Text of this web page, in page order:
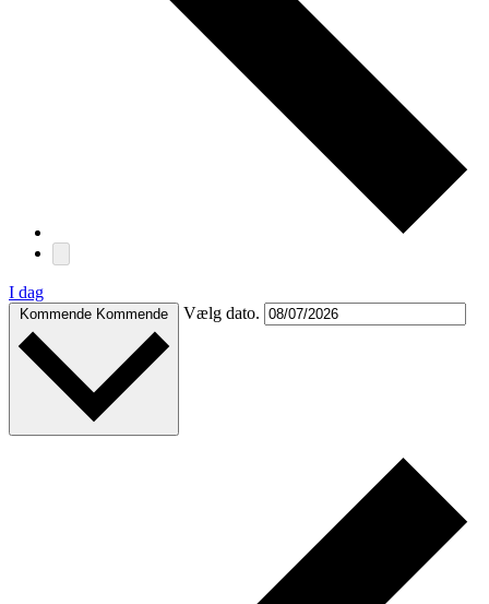
I dag
Kommende Kommende Vælg dato.